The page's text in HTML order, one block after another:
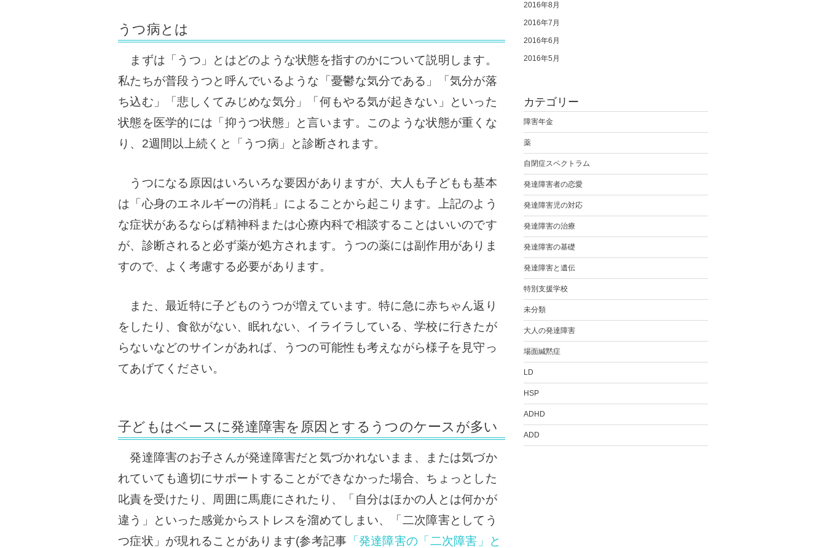
うつ病とは
まずは「うつ」とはどのような状態を指すのかについて説明します。
私たちが普段うつと呼んでいるような「憂鬱な気分である」「気分が落
ち込む」「悲しくてみじめな気分」「何もやる気が起きない」といった
状態を医学的には「抑うつ状態」と言います。このような状態が重くな
り、2週間以上続くと「うつ病」と診断されます。
うつになる原因はいろいろな要因がありますが、大人も子どもも基本
は「心身のエネルギーの消耗」によることから起こります。上記のよう
な症状があるならば精神科または心療内科で相談することはいいのです
が、診断されると必ず薬が処方されます。うつの薬には副作用がありま
すので、よく考慮する必要があります。
また、最近特に子どものうつが増えています。特に急に赤ちゃん返り
をしたり、食欲がない、眠れない、イライラしている、学校に行きたが
らないなどのサインがあれば、うつの可能性も考えながら様子を見守っ
てあげてください。
子どもはベースに発達障害を原因とするうつのケースが多い
発達障害のお子さんが発達障害だと気づかれないまま、または気づか
れていても適切にサポートすることができなかった場合、ちょっとした
叱責を受けたり、周囲に馬鹿にされたり、「自分はほかの人とは何かが
違う」といった感覚からストレスを溜めてしまい、「二次障害としてう
つ症状」が現れることがあります(参考記事 「発達障害の「二次障害」と
2016年8月
2016年7月
2016年6月
2016年5月
カテゴリー
障害年金
薬
自閉症スペクトラム
発達障害者の恋愛
発達障害児の対応
発達障害の治療
発達障害の基礎
発達障害と遺伝
特別支援学校
未分類
大人の発達障害
場面緘黙症
LD
HSP
ADHD
ADD